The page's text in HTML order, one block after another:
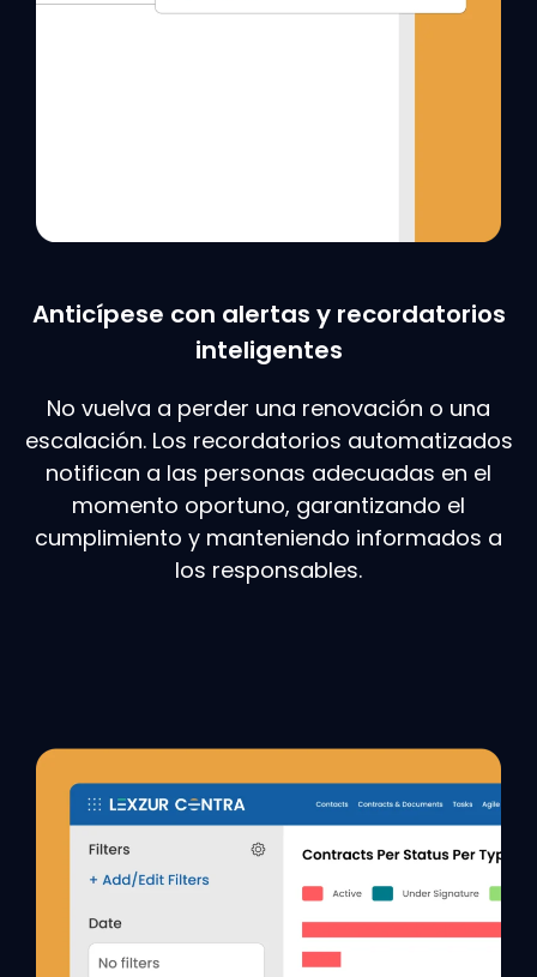
Anticípese con alertas y recordatorios
inteligentes
No vuelva a perder una renovación o una
escalación. Los recordatorios automatizados
notifican a las personas adecuadas en el
momento oportuno, garantizando el
cumplimiento y manteniendo informados a
los responsables.